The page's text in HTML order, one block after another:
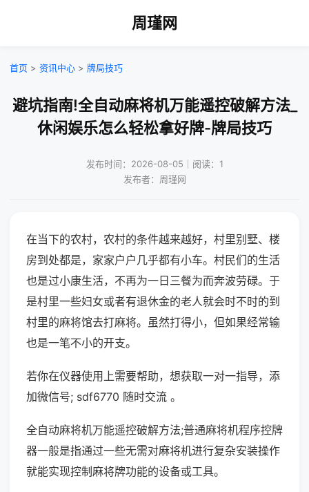
周瑾网
首页 > 资讯中心 > 牌局技巧
避坑指南!全自动麻将机万能遥控破解方法_
休闲娱乐怎么轻松拿好牌-牌局技巧
发布时间：2026-08-05｜阅读：1
发布者：周瑾网
在当下的农村，农村的条件越来越好，村里别墅、楼
房到处都是，家家户户几乎都有小车。村民们的生活
也是过小康生活，不再为一日三餐为而奔波劳碌。于
是村里一些妇女或者有退休金的老人就会时不时的到
村里的麻将馆去打麻将。虽然打得小，但如果经常输
也是一笔不小的开支。
若你在仪器使用上需要帮助，想获取一对一指导，添
加微信号; sdf6770 随时交流 。
全自动麻将机万能遥控破解方法;普通麻将机程序控牌
器一般是指通过一些无需对麻将机进行复杂安装操作
就能实现控制麻将牌功能的设备或工具。